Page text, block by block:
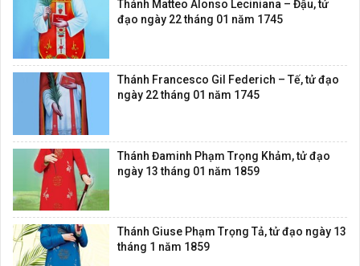
Thánh Matteo Alonso Leciniana – Đậu, tử
đạo ngày 22 tháng 01 năm 1745
Thánh Francesco Gil Federich – Tế, tử đạo
ngày 22 tháng 01 năm 1745
Thánh Đaminh Phạm Trọng Khảm, tử đạo
ngày 13 tháng 01 năm 1859
Thánh Giuse Phạm Trọng Tả, tử đạo ngày 13
tháng 1 năm 1859